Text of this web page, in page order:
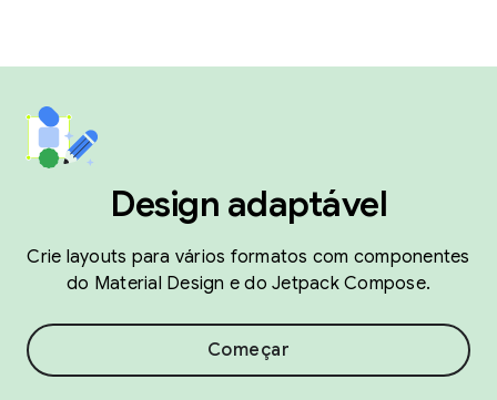
Design adaptável
Crie layouts para vários formatos com componentes
do Material Design e do Jetpack Compose.
Começar